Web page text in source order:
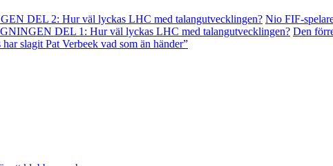
DEL 2: Hur väl lyckas LHC med talangutvecklingen? Nio FIF-
DEL 1: Hur väl lyckas LHC med talangutvecklingen? Den
slagit Pat Verbeek vad som än händer”